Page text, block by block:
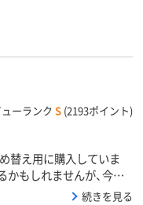
ューランク S (2193ポイント)
替え用に購入していま
かもしれませんが、今の
せん。さっぱり洗えると
続きを見る